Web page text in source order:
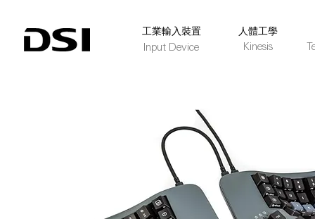
​工業輸入裝置
Input Device
人體工學
Kinesis